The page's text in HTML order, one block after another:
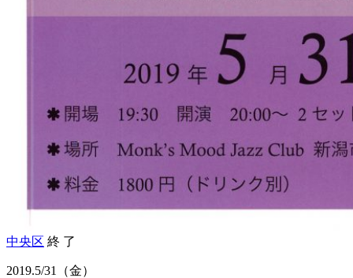
中央区 終 了
2019.5/31 （金）